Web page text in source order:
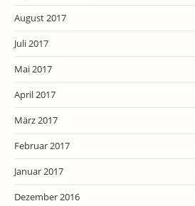
August 2017
Juli 2017
Mai 2017
April 2017
März 2017
Februar 2017
Januar 2017
Dezember 2016